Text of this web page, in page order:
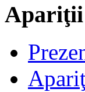
Apariţii